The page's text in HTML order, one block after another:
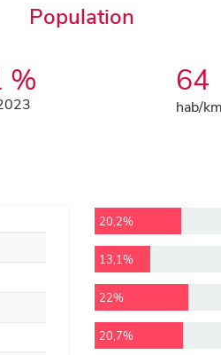
Population
% 64
hab/km
20,2%
13,1%
22%
20,7%